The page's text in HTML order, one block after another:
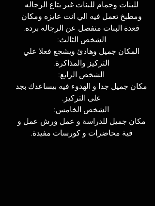
للبنات وحمام للبنات غير بتاع الرجاله
ومطبخ تعمل فيه الي انت عايزه ومكان
قعدة البنات منفصل عن الرجاله برده.
الشخص الثالث:
المكان جميل وهادئ ويشجع فعلا علي
التركيز والمذاكرة.
الشخص الرابع:
مكان جميل جدا و الهدوء فيه بيساعدك بجد
على التركيز.
الشخص الخامس:
مكان جميل للدراسة و عمل ورش عمل و
فية محاضرات و كورسات مفيدة.